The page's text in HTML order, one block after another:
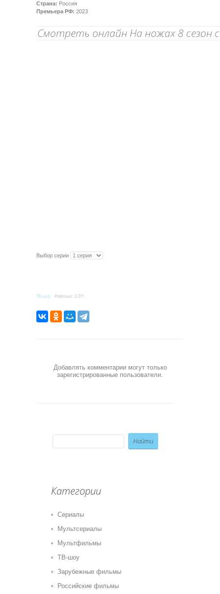
Страна: Россия
Премьера РФ: 2023
Смотреть онлайн На ножах 8 сезон
Выбор серии
ТВ-шоу Рейтинг:3.0/1
Добавлять комментарии могут только
зарегистрированные пользователи.
Категории
Сериалы
Мультсериалы
Мультфильмы
ТВ-шоу
Зарубежные фильмы
Российские фильмы